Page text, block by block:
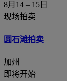
8月14 – 15日
现场拍卖
圆石滩拍卖
加州
即将开始